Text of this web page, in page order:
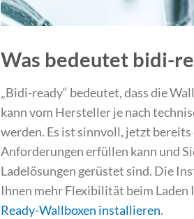
Was bedeutet bidi-
„Bidi-ready“ bedeutet, dass die
kann vom Hersteller je nach
werden. Es ist sinnvoll, jetzt
Anforderungen erfüllen kann und
Ladelösungen gerüstet sind. Die
Ihnen mehr Flexibilität beim Laden
Ready-Wallboxen installieren.